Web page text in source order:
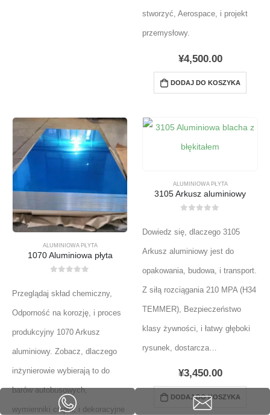
stworzyć, Aerospace, i projekt
przemysłowy.
¥4,500.00
DODAJ DO KOSZYKA
ALUMINIOWA PŁYTA
1070 Aluminiowa płyta
Przeglądaj skład chemiczny,
Odporność na korozję, i proces
produkcyjny 1070 Arkusz
aluminiowy. Zobacz, dlaczego
inżynierowie wybierają to do
barów autobusowych,
wymienniki ciepła, i dekoracyjne
ALUMINIOWA PŁYTA
3105 Arkusz aluminiowy
Dowiedz się, dlaczego 3105
Arkusz aluminiowy jest do
opakowania, budowa, i transport.
Z siłą rozciągania 210 MPA (H34
TEMMER), Bezpieczeństwo
klasy żywności, i łatwy głęboki
rysunek, dostarcza…
¥3,450.00
DODAJ DO KOSZYKA